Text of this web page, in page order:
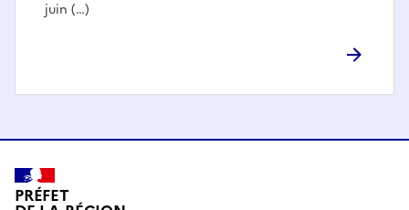
juin (…)
PRÉFET